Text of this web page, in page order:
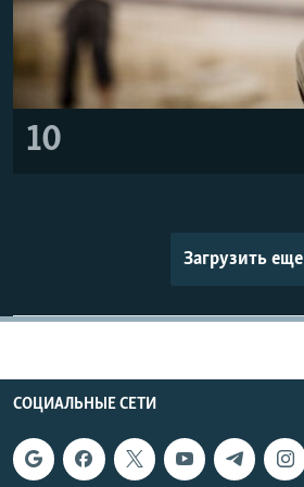
10
Загрузить еще
СОЦИАЛЬНЫЕ СЕТИ